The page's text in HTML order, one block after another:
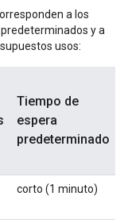
a los
y a
usos:
Tiempo de
espera
predeterminado
corto (1 minuto)